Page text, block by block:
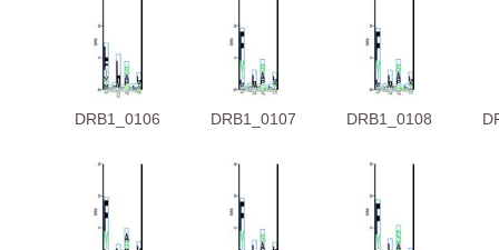
DRB1_0106 DRB1_0107 DRB1_0108